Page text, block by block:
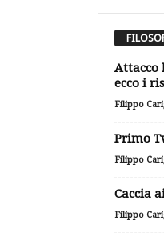
Attacco
ecco i
Filippo
Primo
Filippo
Caccia
Filippo